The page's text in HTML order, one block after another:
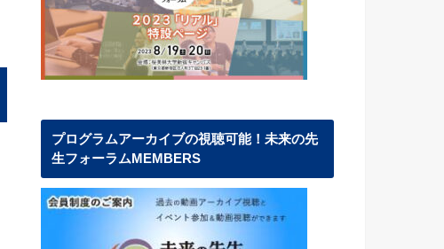
プログラムアーカイブの視聴可能！未来の先
生フォーラムMEMBERS